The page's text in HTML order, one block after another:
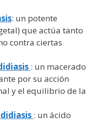
: un potente
que actúa tanto
contra ciertas
: un macerado
por su acción
y el equilibrio de la
: un ácido